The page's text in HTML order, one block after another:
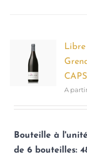
CAPS
A
Bouteille à
de 6 bouteilles: